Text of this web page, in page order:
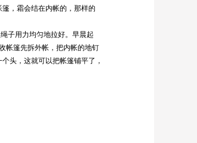
，霜会结在内帐的，那样的
子用力均匀地拉好。早晨起
帐篷先拆外帐，把内帐的地钉
头，这就可以把帐篷铺平了，